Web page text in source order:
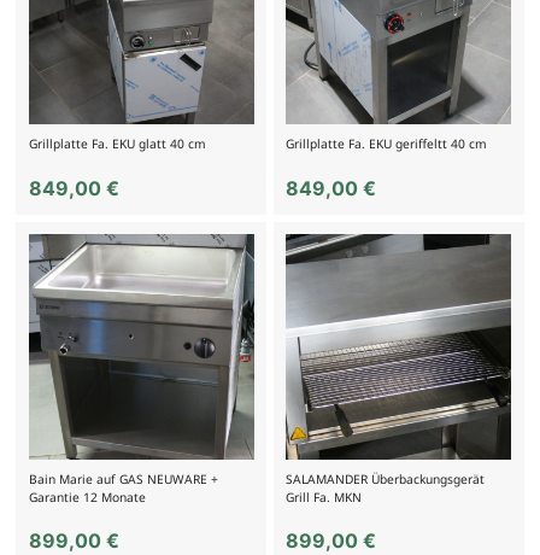
Grillplatte Fa. EKU glatt 40 cm
849,00 €
Grillplatte Fa. EKU geriffeltt 40 cm
849,00€
Bain Marie auf GAS NEUWARE +
Garantie 12 Monate
899,00 €
SALAMANDER Überbackungsgerät
Grill Fa. MKN
899,00€